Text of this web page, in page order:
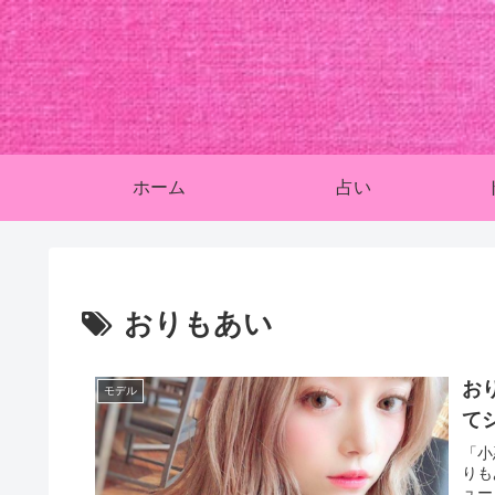
ホーム 占い
おりもあい
モデル
お
て
「
り